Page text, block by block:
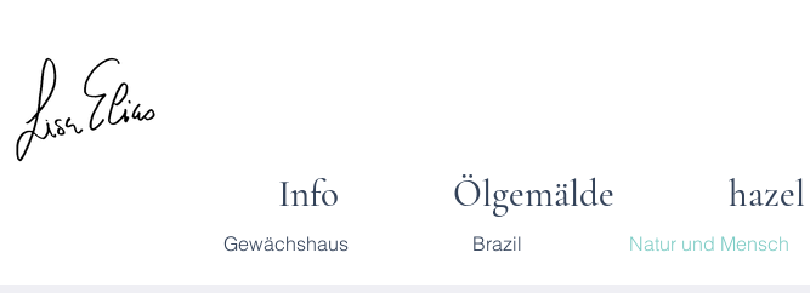
Info Ölgemälde hazel
Gewächshaus Brazil Natur und Mensch